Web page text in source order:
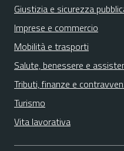
Giustizia e sicurezza
Imprese e commercio
Mobilità e trasporti
Salute, benessere e
Tributi, finanze e
Turismo
Vita lavorativa